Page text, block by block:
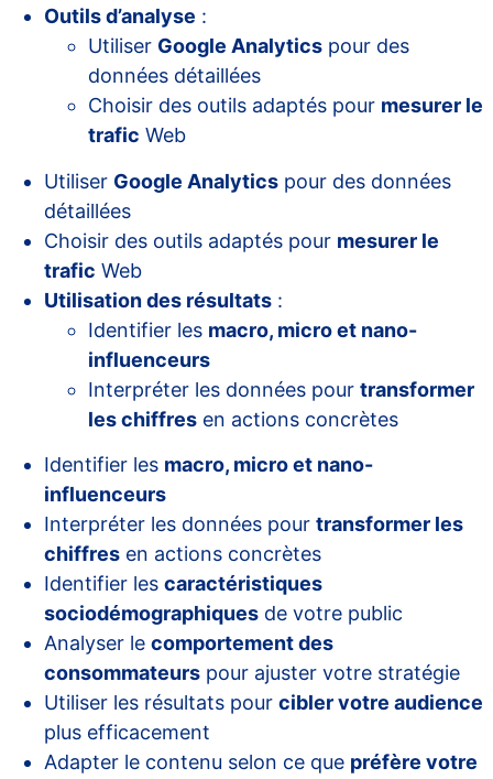
Outils d’analyse :
Utiliser Google Analytics pour des
données détaillées
Choisir des outils adaptés pour mesurer le
trafic Web
Utiliser Google Analytics pour des données
détaillées
Choisir des outils adaptés pour mesurer le
trafic Web
Utilisation des résultats :
Identifier les macro, micro et nano-
influenceurs
Interpréter les données pour transformer
les chiffres en actions concrètes
Identifier les macro, micro et nano-
influenceurs
Interpréter les données pour transformer les
chiffres en actions concrètes
Identifier les caractéristiques
sociodémographiques de votre public
Analyser le comportement des
consommateurs pour ajuster votre stratégie
Utiliser les résultats pour cibler votre audience
plus efficacement
Adapter le contenu selon ce que préfère votre